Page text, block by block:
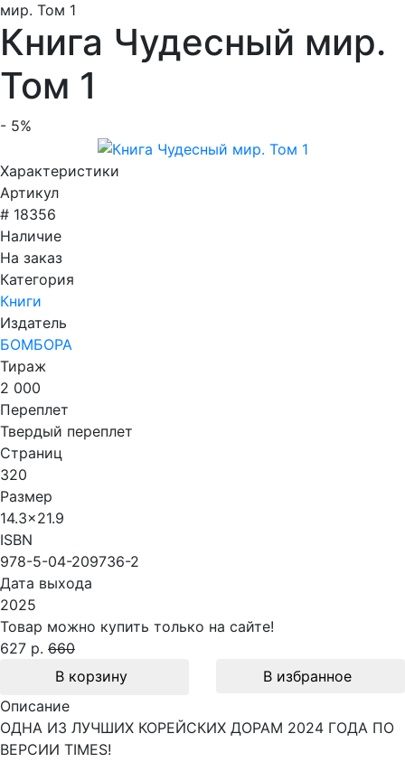
мир. Том 1
Книга Чудесный мир.
Том 1
- 5%
Характеристики
Артикул
# 18356
Наличие
На заказ
Категория
Книги
Издатель
БОМБОРА
Тираж
2 000
Переплет
Твердый переплет
Страниц
320
Размер
14.3x21.9
ISBN
978-5-04-209736-2
Дата выхода
2025
Товар можно купить только на сайте!
627 р. 660
В корзину
В избранное
Описание
ОДНА ИЗ ЛУЧШИХ КОРЕЙСКИХ ДОРАМ 2024 ГОДА ПО
ВЕРСИИ TIMES!